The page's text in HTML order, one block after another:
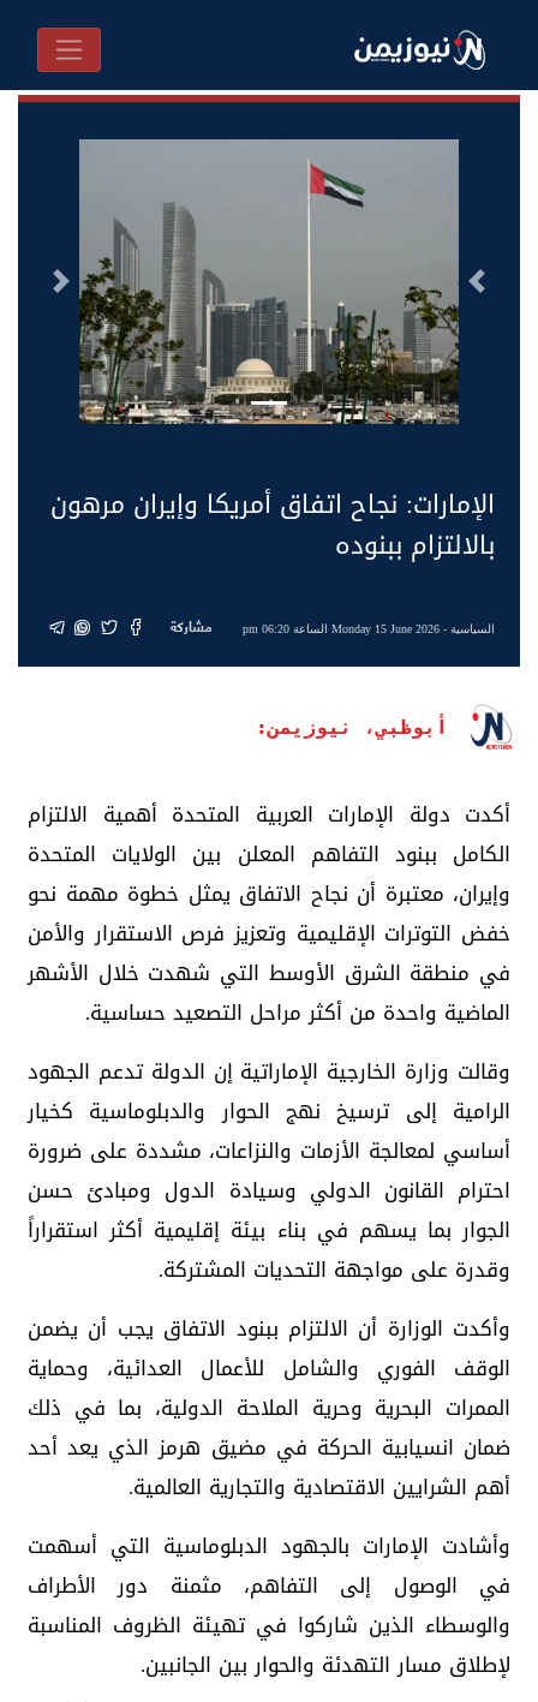
السابق التالى
الإمارات: نجاح اتفاق أمريكا وإيران مرهون
بالالتزام ببنوده
السياسية- Monday 15 June 2026 الساعة 06:20 pm مشاركة
أبوظبي، نيوزيمن:
أكدت دولة الإمارات العربية المتحدة أهمية الالتزام
الكامل ببنود التفاهم المعلن بين الولايات المتحدة
وإيران، معتبرة أن نجاح الاتفاق يمثل خطوة مهمة نحو
خفض التوترات الإقليمية وتعزيز فرص الاستقرار والأمن
في منطقة الشرق الأوسط التي شهدت خلال الأشهر
الماضية واحدة من أكثر مراحل التصعيد حساسية.
وقالت وزارة الخارجية الإماراتية إن الدولة تدعم الجهود
الرامية إلى ترسيخ نهج الحوار والدبلوماسية كخيار
أساسي لمعالجة الأزمات والنزاعات، مشددة على ضرورة
احترام القانون الدولي وسيادة الدول ومبادئ حسن
الجوار بما يسهم في بناء بيئة إقليمية أكثر استقراراً
وقدرة على مواجهة التحديات المشتركة.
وأكدت الوزارة أن الالتزام ببنود الاتفاق يجب أن يضمن
الوقف الفوري والشامل للأعمال العدائية، وحماية
الممرات البحرية وحرية الملاحة الدولية، بما في ذلك
ضمان انسيابية الحركة في مضيق هرمز الذي يعد أحد
أهم الشرايين الاقتصادية والتجارية العالمية.
وأشادت الإمارات بالجهود الدبلوماسية التي أسهمت
في الوصول إلى التفاهم، مثمنة دور الأطراف
والوسطاء الذين شاركوا في تهيئة الظروف المناسبة
لإطلاق مسار التهدئة والحوار بين الجانبين.